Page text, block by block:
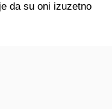
da su oni izuzetno